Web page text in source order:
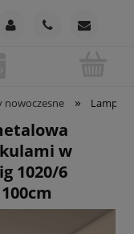
nowoczesne » Lampa
w
1020/6